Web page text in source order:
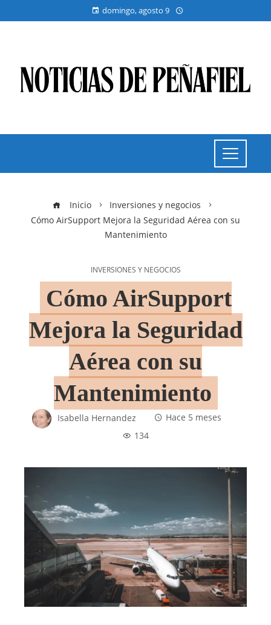
domingo, agosto 9
Inicio
Inversiones y negocios
Cómo AirSupport Mejora la Seguridad Aérea con su
Mantenimiento
INVERSIONES Y NEGOCIOS
Cómo AirSupport
Mejora la Seguridad
Aérea con su
Mantenimiento
Isabella Hernandez
Hace 5 meses
134